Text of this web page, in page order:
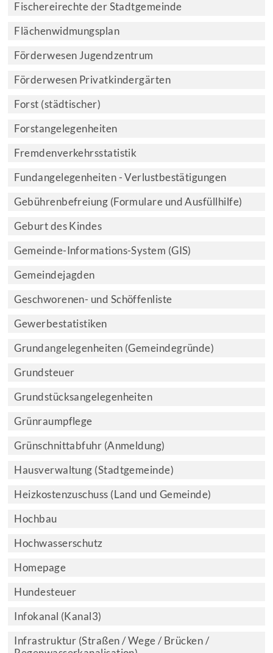
Fischereirechte der Stadtgemeinde
Flächenwidmungsplan
Förderwesen Jugendzentrum
Förderwesen Privatkindergärten
Forst (städtischer)
Forstangelegenheiten
Fremdenverkehrsstatistik
Fundangelegenheiten - Verlustbestätigungen
Gebührenbefreiung (Formulare und Ausfüllhilfe)
Geburt des Kindes
Gemeinde-Informations-System (GIS)
Gemeindejagden
Geschworenen- und Schöffenliste
Gewerbestatistiken
Grundangelegenheiten (Gemeindegründe)
Grundsteuer
Grundstücksangelegenheiten
Grünraumpflege
Grünschnittabfuhr (Anmeldung)
Hausverwaltung (Stadtgemeinde)
Heizkostenzuschuss (Land und Gemeinde)
Hochbau
Hochwasserschutz
Homepage
Hundesteuer
Infokanal (Kanal3)
Infrastruktur (Straßen / Wege / Brücken /